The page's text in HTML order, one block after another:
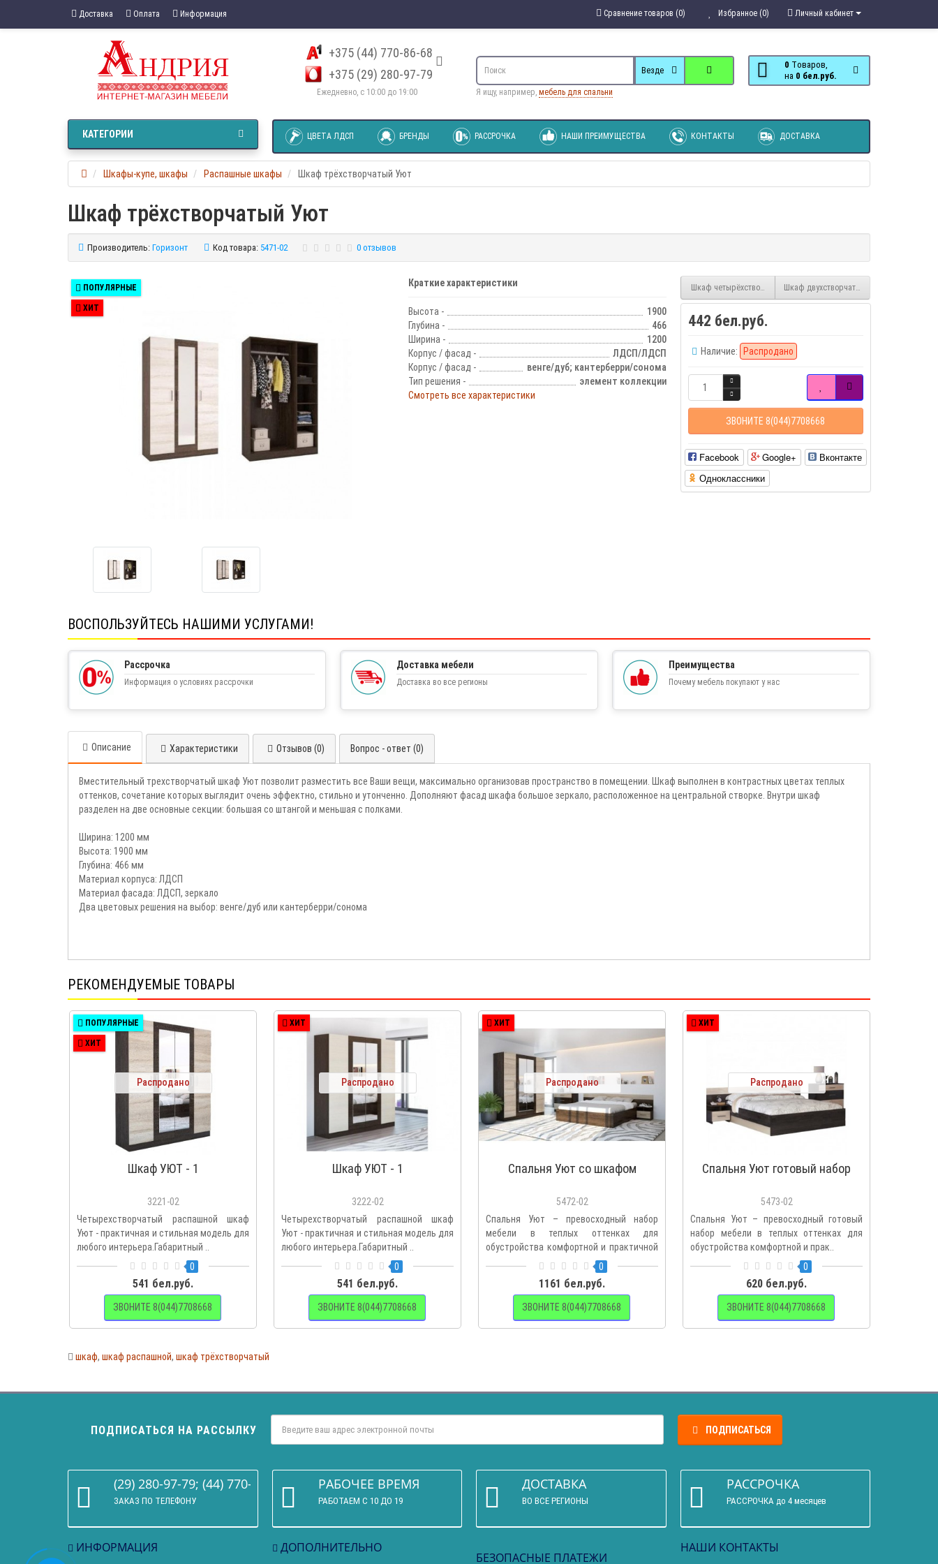
Доставка Оплата Информация Личный кабинет
Избранное (0)
Сравнение товаров (0)
+375 (44) 770-86-68
+375 (29) 280-97-79
Ежедневно, с 10:00 до 19:00
0 Tоваров,
на
0 бел.руб.
Везде
Я ищу, например, мебель для спальни
ЦВЕТА ЛДСП БРЕНДЫ РАССРОЧКА НАШИ ПРЕИМУЩЕСТВА КОНТАКТЫ ДОСТАВКА
КАТЕГОРИИ
Шкафы-купе, шкафы Распашные шкафы Шкаф трёхстворчатый Уют
Шкаф трёхстворчатый Уют
Производитель: Горизонт Код товара: 5471-02 0 отзывов
ПОПУЛЯРНЫЕ
ХИТ
Краткие характеристики
Высота -
1900
Глубина -
466
Ширина -
1200
Корпус / фасад -
ЛДСП/ЛДСП
Корпус / фасад -
венге/дуб; кантерберри/сонома
Тип решения -
элемент коллекции
Смотреть все характеристики
Шкаф четырёхстворчатый ВаленсияШкаф двухстворчатый Британика
442 бел.руб.
Наличие: Распродано
ЗВОНИТЕ 8(044)7708668
Facebook Google+
Вконтакте
Одноклассники
ВОСПОЛЬЗУЙТЕСЬ НАШИМИ УСЛУГАМИ!
Рассрочка
Информация о условиях рассрочки
Доставка мебели
Доставка во все регионы
Преимущества
Почему мебель покупают у нас
Описание Характеристики Отзывов (0) Вопрос - ответ (0)
Вместительный трехстворчатый шкаф Уют позволит разместить все Ваши вещи, максимально организовав пространство в помещении. Шкаф выполнен в контрастных цветах теплых
оттенков, сочетание которых выглядит очень эффектно, стильно и утонченно. Дополняют фасад шкафа большое зеркало, расположенное на центральной створке. Внутри шкаф
разделен на две основные секции: большая со штангой и меньшая с полками.
Ширина: 1200 мм
Высота: 1900 мм
Глубина: 466 мм
Материал корпуса: ЛДСП
Материал фасада: ЛДСП, зеркало
Два цветовых решения на выбор: венге/дуб или кантерберри/сонома
РЕКОМЕНДУЕМЫЕ ТОВАРЫ
ПОПУЛЯРНЫЕ
ХИТ
Распродано
Шкаф УЮТ - 1
3221-02
Четырехстворчатый распашной шкаф
Уют - практичная и стильная модель для
любого интерьера.Габаритный ..
0
541 бел.руб.
ЗВОНИТЕ 8(044)7708668
ХИТ
Распродано
Шкаф УЮТ - 1
3222-02
Четырехстворчатый распашной шкаф
Уют - практичная и стильная модель для
любого интерьера.Габаритный ..
0
541 бел.руб.
ЗВОНИТЕ 8(044)7708668
ХИТ
Распродано
Спальня Уют со шкафом
5472-02
Спальня Уют – превосходный набор
мебели в теплых оттенках для
обустройства комфортной и практичной
0
1161 бел.руб.
ЗВОНИТЕ 8(044)7708668
ХИТ
Распродано
Спальня Уют готовый набор
5473-02
Спальня Уют – превосходный готовый
набор мебели в теплых оттенках для
обустройства комфортной и прак..
0
620 бел.руб.
ЗВОНИТЕ 8(044)7708668
шкаф, шкаф распашной, шкаф трёхстворчатый
ПОДПИСАТЬСЯ НА РАССЫЛКУ ПОДПИСАТЬСЯ
(29) 280-97-79; (44) 770-86-68
ЗАКАЗ ПО ТЕЛЕФОНУ
РАБОЧЕЕ ВРЕМЯ
РАБОТАЕМ С 10 ДО 19
ДОСТАВКА
ВО ВСЕ РЕГИОНЫ
РАССРОЧКА
РАССРОЧКА до 4 месяцев
ИНФОРМАЦИЯ ДОПОЛНИТЕЛЬНО
БЕЗОПАСНЫЕ ПЛАТЕЖИ
НАШИ КОНТАКТЫ